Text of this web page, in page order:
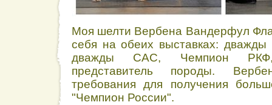
Моя шелти Вербена Вандерфул
себя на обеих выставках: дважды
дважды САС, Чемпион
представитель породы.
требования для получения
"Чемпион России".